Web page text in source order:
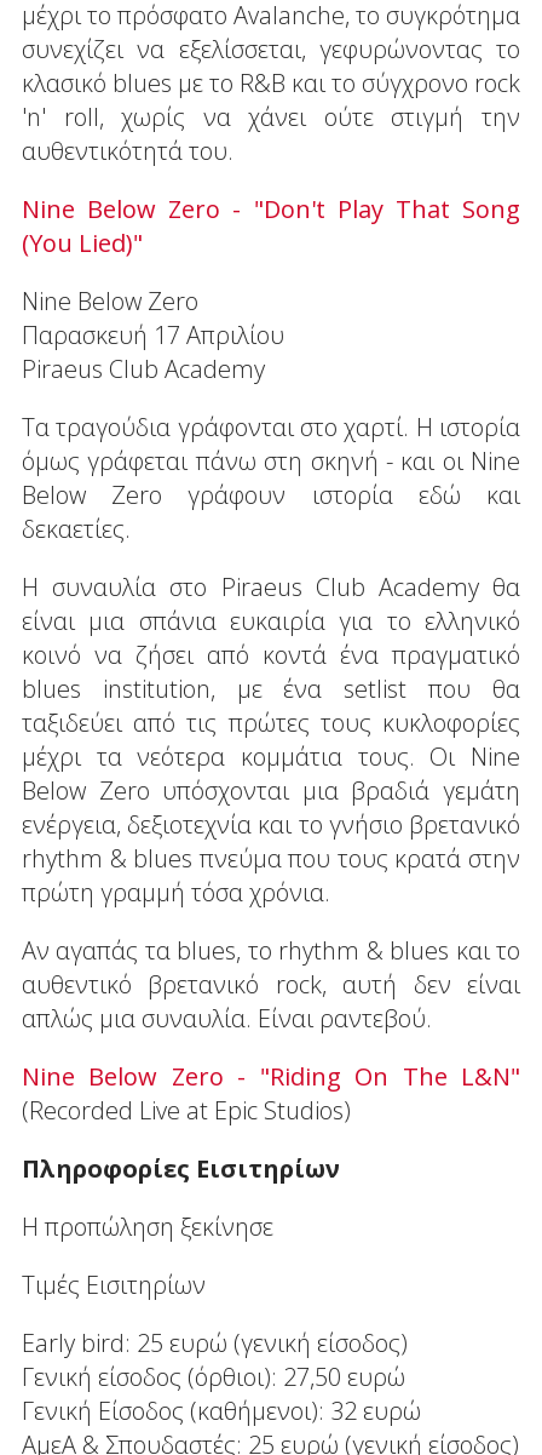
μέχρι το πρόσφατο Avalanche, το συγκρότημα
συνεχίζει να εξελίσσεται, γεφυρώνοντας το
κλασικό blues με το R&B και το σύγχρονο rock
'n' roll, χωρίς να χάνει ούτε στιγμή την
αυθεντικότητά του.
Nine Below Zero - "Don't Play That Song
(You Lied)"
Nine Below Zero
Παρασκευή 17 Απριλίου
Piraeus Club Academy
Τα τραγούδια γράφονται στο χαρτί. Η ιστορία
όμως γράφεται πάνω στη σκηνή - και οι Nine
Below Zero γράφουν ιστορία εδώ και
δεκαετίες.
Η συναυλία στο Piraeus Club Academy θα
είναι μια σπάνια ευκαιρία για το ελληνικό
κοινό να ζήσει από κοντά ένα πραγματικό
blues institution, με ένα setlist που θα
ταξιδεύει από τις πρώτες τους κυκλοφορίες
μέχρι τα νεότερα κομμάτια τους. Οι Nine
Below Zero υπόσχονται μια βραδιά γεμάτη
ενέργεια, δεξιοτεχνία και το γνήσιο βρετανικό
rhythm & blues πνεύμα που τους κρατά στην
πρώτη γραμμή τόσα χρόνια.
Αν αγαπάς τα blues, το rhythm & blues και το
αυθεντικό βρετανικό rock, αυτή δεν είναι
απλώς μια συναυλία. Είναι ραντεβού.
Nine Below Zero - "Riding On The L&N"
(Recorded Live at Epic Studios)
Πληροφορίες Εισιτηρίων
Η προπώληση ξεκίνησε
Τιμές Εισιτηρίων
Early bird: 25 ευρώ (γενική είσοδος)
Γενική είσοδος (όρθιοι): 27,50 ευρώ
Γενική Είσοδος (καθήμενοι): 32 ευρώ
ΑμεΑ & Σπουδαστές: 25 ευρώ (γενική είσοδος)